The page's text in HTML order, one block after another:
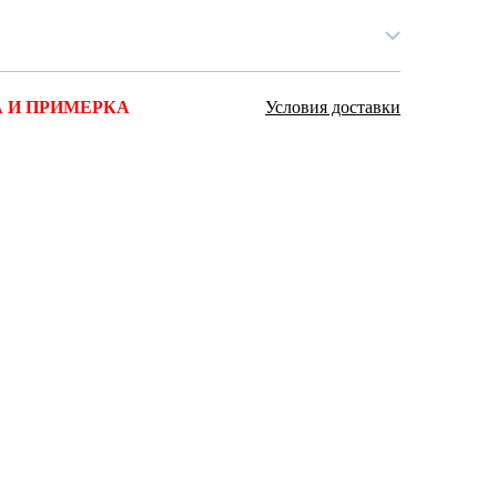
Ярославская область (1)
И ПРИМЕРКА Условия доставки